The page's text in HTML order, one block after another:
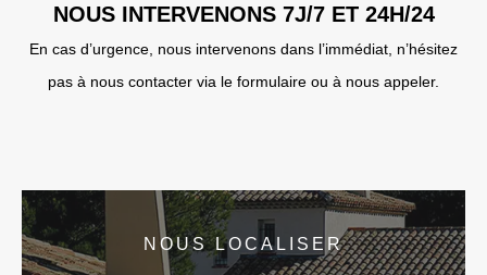
NOUS INTERVENONS 7J/7 ET 24H/24
En cas d’urgence, nous intervenons dans l’immédiat, n’hésitez
pas à nous contacter via le formulaire ou à nous appeler.
NOUS LOCALISER